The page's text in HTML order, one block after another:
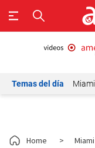
Temas del día Miami
Home > Miami